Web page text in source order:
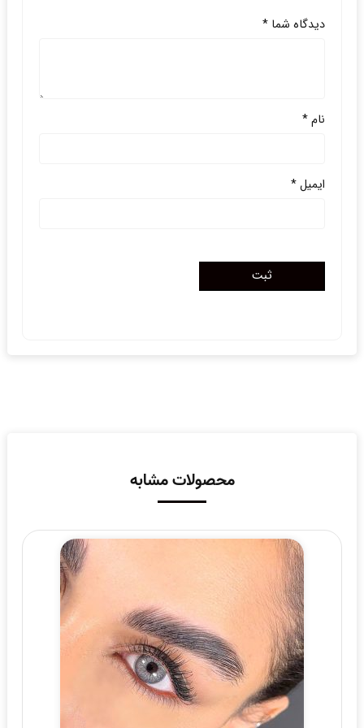
دیدگاه شما *
نام*
ایمیل*
محصولات مشابه